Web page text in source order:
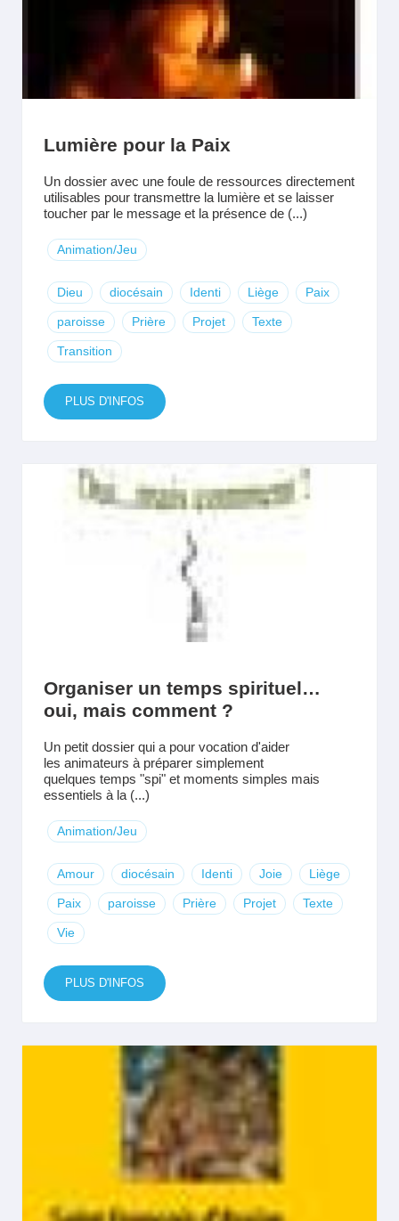
Lumière pour la Paix
Un dossier avec une foule de ressources directement
utilisables pour transmettre la lumière et se laisser
toucher par le message et la présence de (...)
Animation/Jeu
Dieu diocésain Identi Liège Paix
paroisse Prière Projet Texte
Transition
PLUS D'INFOS
Organiser un temps spirituel…
oui, mais comment ?
Un petit dossier qui a pour vocation d'aider
les animateurs à préparer simplement
quelques temps "spi" et moments simples mais
essentiels à la (...)
Animation/Jeu
Amour diocésain Identi Joie Liège
Paix paroisse Prière Projet Texte
Vie
PLUS D'INFOS